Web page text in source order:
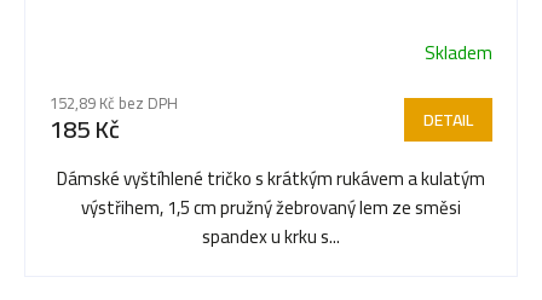
Skladem
152,89 Kč bez DPH
185 Kč DETAIL
Dámské vyštíhlené tričko s krátkým rukávem a kulatým
výstřihem, 1,5 cm pružný žebrovaný lem ze směsi
spandex u krku s...